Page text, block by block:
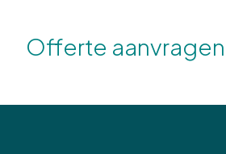
Offerte aanvragen